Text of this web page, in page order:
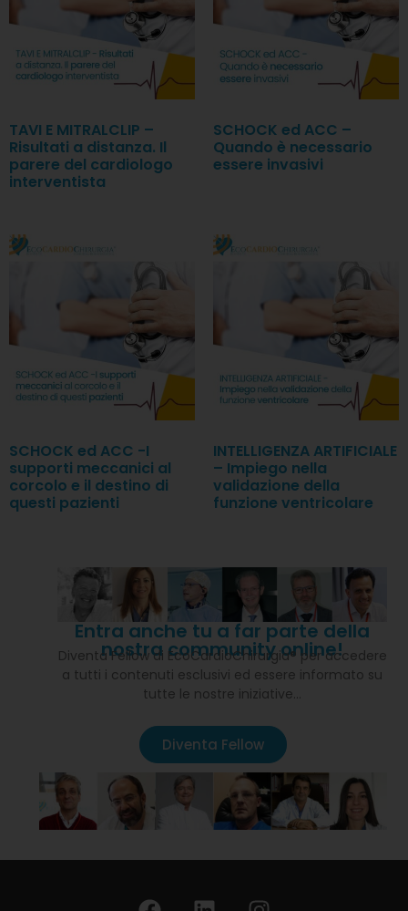
TAVI E MITRALCLIP –
Risultati a distanza. Il
parere del cardiologo
interventista
SCHOCK ed ACC –
Quando è necessario
essere invasivi
SCHOCK ed ACC -I
supporti meccanici al
corcolo e il destino di
questi pazienti
INTELLIGENZA ARTIFICIALE
– Impiego nella
validazione della
funzione ventricolare
Entra anche tu a far parte della
nostra community online!
Diventa Fellow di EcoCardioChirurgia® per accedere
a tutti i contenuti esclusivi ed essere informato su
tutte le nostre iniziative…
Diventa Fellow